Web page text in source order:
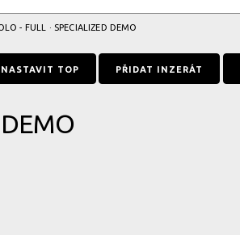
- FULL · SPECIALIZED DEMO
TOP PŘIDAT INZERÁT